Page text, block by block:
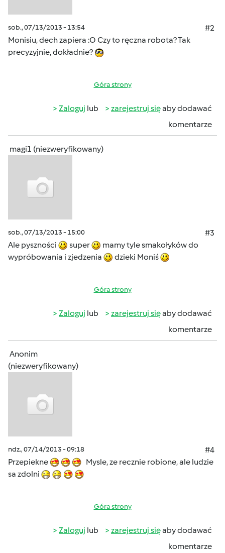
sob., 07/13/2013 - 13:54
#2
Monisiu, dech zapiera :O Czy to ręczna robota? Tak
precyzyjnie, dokładnie?
Góra strony
Zaloguj lub zarejestruj sięaby dodawać
komentarze
magi1 (niezweryfikowany)
sob., 07/13/2013 - 15:00
#3
Ale pyszności
super
mamy tyle smakołyków do
wypróbowania i zjedzenia
dzieki Moniś
Góra strony
Zaloguj lub zarejestruj sięaby dodawać
komentarze
Anonim
(niezweryfikowany)
ndz., 07/14/2013 - 09:18
#4
Przepiekne
Mysle, ze recznie robione, ale ludzie
sa zdolni
Góra strony
Zaloguj lub zarejestruj sięaby dodawać
komentarze